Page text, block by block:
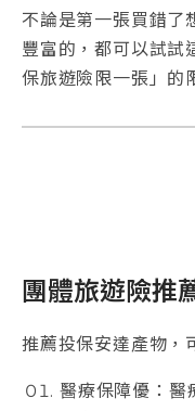
不論是第一張買錯了
豐富的，都可以試試
保旅遊險限一張」的
團體旅遊險推
推薦投保安達產物，
醫療保障優：醫